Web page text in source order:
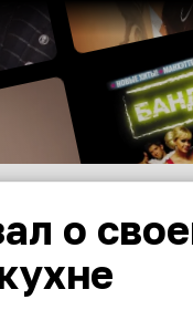
о